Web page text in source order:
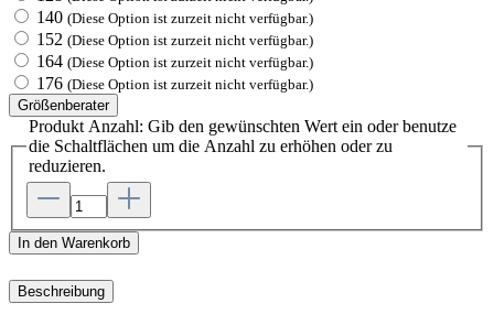
140 (Diese Option ist zurzeit nicht verfügbar.)
152 (Diese Option ist zurzeit nicht verfügbar.)
164 (Diese Option ist zurzeit nicht verfügbar.)
176 (Diese Option ist zurzeit nicht verfügbar.)
Größenberater
Produkt Anzahl: Gib den gewünschten Wert ein oder benutze
die Schaltflächen um die Anzahl zu erhöhen oder zu
reduzieren.
In den Warenkorb
Beschreibung